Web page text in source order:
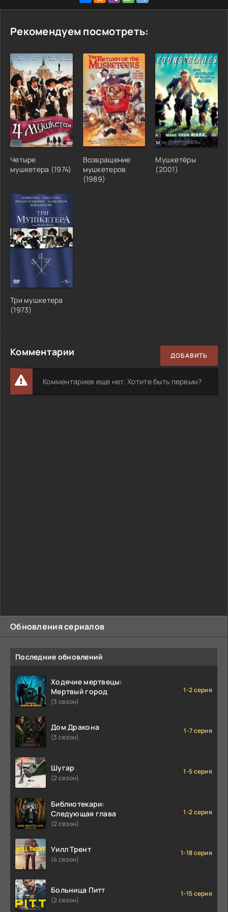
Рекомендуем посмотреть:
Четыре
мушкетера (1974)
Возвращение
мушкетеров
(1989)
Мушкетёры
(2001)
Три мушкетера
(1973)
Комментарии ДОБАВИТЬ
Комментариев еще нет. Хотите быть первым?
Обновления сериалов
Последние обновлений
Ходячие мертвецы:
Мертвый город
(3 сезон)
1-2 серия
Дом Дракона
(3 сезон)
1-7 серия
Шугар
(2 сезон)
1-5 серия
Библиотекари:
Следующая глава
(2 сезон)
1-2 серия
Уилл Трент
(4 сезон)
1-18 серия
Больница Питт
(2 сезон)
1-15 серия